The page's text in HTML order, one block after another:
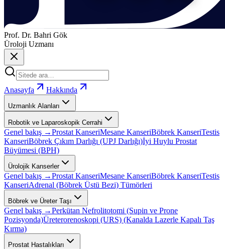
Prof. Dr. Bahri Gök
Üroloji Uzmanı
Anasayfa Hakkında
Uzmanlık Alanları
Robotik ve Laparoskopik Cerrahi
Genel bakış →Prostat KanseriMesane KanseriBöbrek KanseriTestis
KanseriBöbrek Çıkım Darlığı (UPJ Darlığı)İyi Huylu Prostat
Büyümesi (BPH)
Ürolojik Kanserler
Genel bakış →Prostat KanseriMesane KanseriBöbrek KanseriTestis
KanseriAdrenal (Böbrek Üstü Bezi) Tümörleri
Böbrek ve Üreter Taşı
Genel bakış →Perkütan Nefrolitotomi (Supin ve Prone
Pozisyonda)Üreterorenoskopi (URS) (Kanalda Lazerle Kapalı Taş
Kırma)
Prostat Hastalıkları